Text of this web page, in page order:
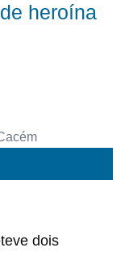
heroína
dois